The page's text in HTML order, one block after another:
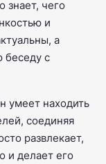
знает, чего
и
а
беседу с
умеет находить
соединяя
развлекает,
и делает его